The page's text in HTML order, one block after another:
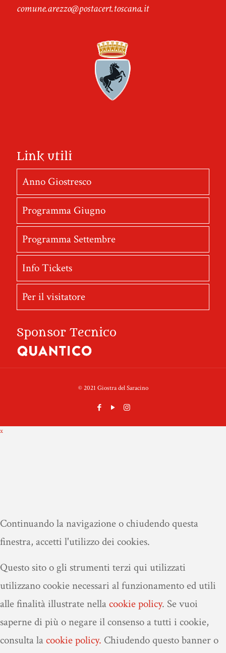
comune.arezzo@postacert.toscana.it
Link utili
Anno Giostresco
Programma Giugno
Programma Settembre
Info Tickets
Per il visitatore
Sponsor Tecnico
© 2021 Giostra del Saracino
x
Continuando la navigazione o chiudendo questa
finestra, accetti l'utilizzo dei cookies.
Questo sito o gli strumenti terzi qui utilizzati
utilizzano cookie necessari al funzionamento ed utili
alle finalità illustrate nellacookie policy. Se vuoi
saperne di più o negare il consenso a tutti i cookie,
consulta lacookie policy. Chiudendo questo banner o